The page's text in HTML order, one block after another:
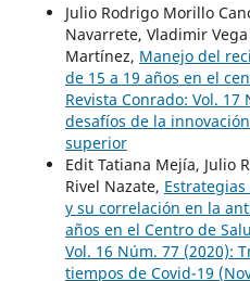
Julio Rodrigo Morillo
Navarrete, Vladimir
Martínez, Manejo del
de 15 a 19 años en el
Revista Conrado: Vol. 17
desafíos de la
superior
Edit Tatiana Mejía, Julio
Rivel Nazate,
y su correlación en la
años en el Centro de
Vol. 16 Núm. 77 (2020):
tiempos de Covid-19